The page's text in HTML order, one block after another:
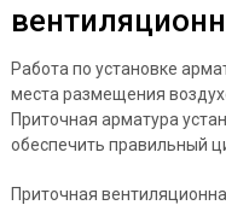
Работа по установке
места размещения
Приточная арматура
обеспечить правильный
Приточная